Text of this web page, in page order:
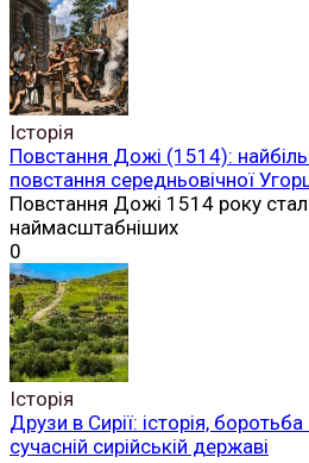
Історія
Повстання Дожі (1514):
повстання середньовічної
Повстання Дожі 1514 року
наймасштабніших
0
Історія
Друзи в Сирії: історія,
сучасній сирійській державі